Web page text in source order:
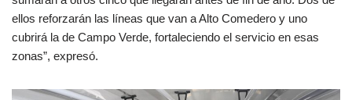
ellos reforzarán las líneas que van a Alto Comedero y uno
cubrirá la de Campo Verde, fortaleciendo el servicio en esas
zonas”, expresó.